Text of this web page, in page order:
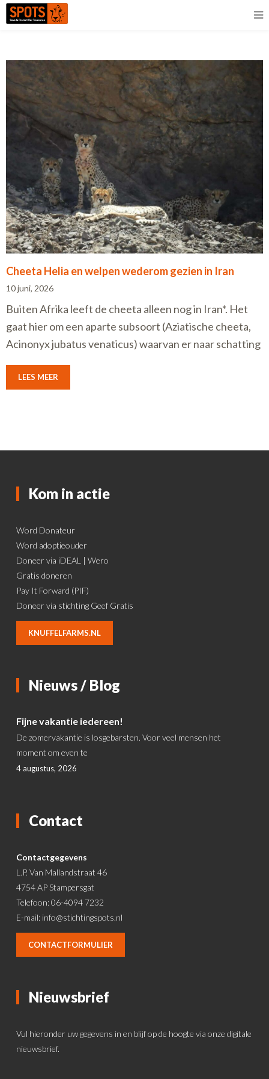
Cheeta Helia en welpen wederom gezien in Iran
10 juni, 2026
Buiten Afrika leeft de cheeta alleen nog in Iran*. Het
gaat hier om een aparte subsoort (Aziatische cheeta,
Acinonyx jubatus venaticus) waarvan er naar schatting
LEES MEER
Kom in actie
Word Donateur
Word adoptieouder
Doneer via iDEAL | Wero
Gratis doneren
Pay It Forward (PIF)
Doneer via stichting Geef Gratis
KNUFFELFARMS.NL
Nieuws / Blog
Fijne vakantie iedereen!
De zomervakantie is losgebarsten. Voor veel mensen het
moment om even te
4 augustus, 2026
Contact
Contactgegevens
L.P. Van Mallandstraat 46
4754 AP Stampersgat
Telefoon: 06-4094 7232
E-mail: info@stichtingspots.nl
CONTACTFORMULIER
Nieuwsbrief
Vul hieronder uw gegevens in en blijf op de hoogte via onze digitale
nieuwsbrief.